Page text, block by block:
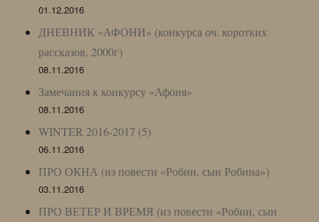
01.12.2016
ДНЕВНИК «АФОНИ» (конкурса оч. коротких
рассказов, 2000г)
08.11.2016
Замечания к конкурсу «Афоня»
08.11.2016
WINTER 2016-2017 (5)
06.11.2016
ПРО ОКНА (из повести «Робин, сын Робина»)
03.11.2016
ПРО ВЕТЕР И ВРЕМЯ (из повести «Робин, сын